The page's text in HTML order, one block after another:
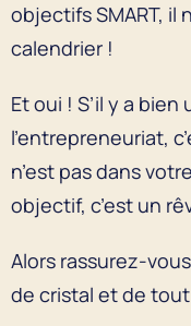
objectifs SMART, il
calendrier !
Et oui ! S’il y a
l’entrepreneuriat,
n’est pas dans
objectif, c’est un
Alors rassurez-
de cristal et de